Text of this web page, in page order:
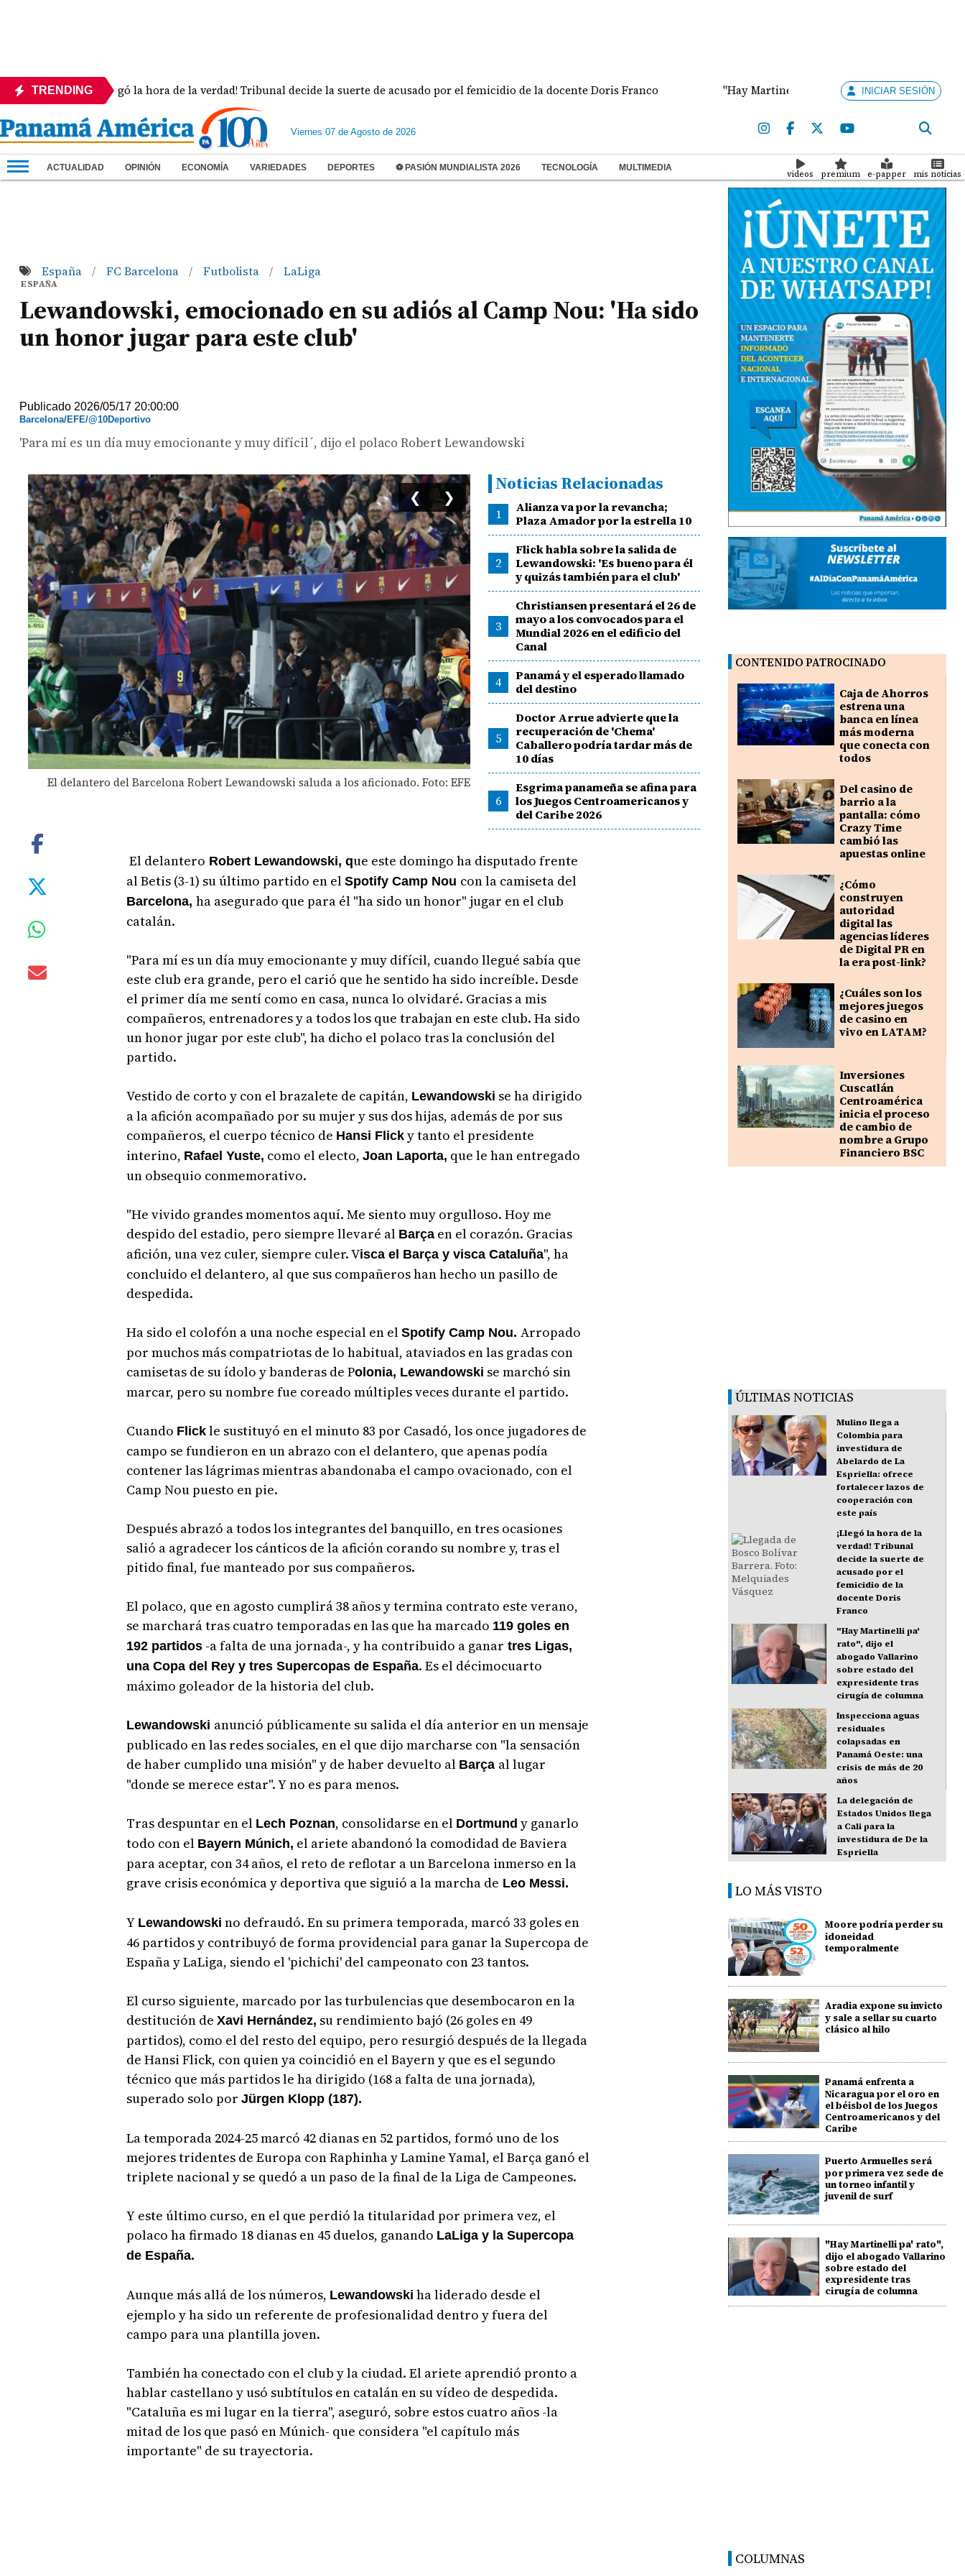
TRENDING
¡Llegó la hora de la verdad! Tribunal decide la suerte de acusado por el femicidio de la docente Doris Franco "Hay Martinelli pa' rato", dijo el abogado Vallarino
INICIAR SESIÓN
Viernes 07 de Agosto de 2026
ACTUALIDAD OPINIÓN ECONOMÍA VARIEDADES DEPORTES ⚽ PASIÓN MUNDIALISTA 2026 TECNOLOGÍA MULTIMEDIA
videos premium e-papper mis noticias
España / FC Barcelona / Futbolista / LaLiga
ESPAÑA
Lewandowski, emocionado en su adiós al Camp Nou: 'Ha sido
un honor jugar para este club'
Publicado 2026/05/17 20:00:00
Barcelona/EFE/@10Deportivo
'Para mí es un día muy emocionante y muy difícil´, dijo el polaco Robert Lewandowski
El delantero del Barcelona Robert Lewandowski saluda a los aficionado. Foto: EFE
❮ ❯
Noticias Relacionadas
1
Alianza va por la revancha;
Plaza Amador por la estrella 10
2
Flick habla sobre la salida de
Lewandowski: 'Es bueno para él
y quizás también para el club'
3
Christiansen presentará el 26 de
mayo a los convocados para el
Mundial 2026 en el edificio del
Canal
4
Panamá y el esperado llamado
del destino
5
Doctor Arrue advierte que la
recuperación de 'Chema'
Caballero podría tardar más de
10 días
6
Esgrima panameña se afina para
los Juegos Centroamericanos y
del Caribe 2026
El delantero Robert Lewandowski, que este domingo ha disputado frente
al Betis (3-1) su último partido en el Spotify Camp Nou con la camiseta del
Barcelona, ha asegurado que para él "ha sido un honor" jugar en el club
catalán.
"Para mí es un día muy emocionante y muy difícil, cuando llegué sabía que
este club era grande, pero el carió que he sentido ha sido increíble. Desde
el primer día me sentí como en casa, nunca lo olvidaré. Gracias a mis
compañeros, entrenadores y a todos los que trabajan en este club. Ha sido
un honor jugar por este club", ha dicho el polaco tras la conclusión del
partido.
Vestido de corto y con el brazalete de capitán, Lewandowski se ha dirigido
a la afición acompañado por su mujer y sus dos hijas, además de por sus
compañeros, el cuerpo técnico de Hansi Flicky tanto el presidente
interino, Rafael Yuste, como el electo, Joan Laporta, que le han entregado
un obsequio conmemorativo.
"He vivido grandes momentos aquí. Me siento muy orgulloso. Hoy me
despido del estadio, pero siempre llevaré al Barçaen el corazón. Gracias
afición, una vez culer, siempre culer. Visca el Barça y visca Cataluña", ha
concluido el delantero, al que sus compañeros han hecho un pasillo de
despedida.
Ha sido el colofón a una noche especial en el Spotify Camp Nou. Arropado
por muchos más compatriotas de lo habitual, ataviados en las gradas con
camisetas de su ídolo y banderas de Polonia, Lewandowski se marchó sin
marcar, pero su nombre fue coreado múltiples veces durante el partido.
Cuando Flickle sustituyó en el minuto 83 por Casadó, los once jugadores de
campo se fundieron en un abrazo con el delantero, que apenas podía
contener las lágrimas mientras abandonaba el campo ovacionado, con el
Camp Nou puesto en pie.
Después abrazó a todos los integrantes del banquillo, en tres ocasiones
salió a agradecer los cánticos de la afición corando su nombre y, tras el
pitido final, fue manteado por sus compañeros.
El polaco, que en agosto cumplirá 38 años y termina contrato este verano,
se marchará tras cuatro temporadas en las que ha marcado 119 goles en
192 partidos-a falta de una jornada-, y ha contribuido a ganar tres Ligas,
una Copa del Rey y tres Supercopas de España. Es el décimocuarto
máximo goleador de la historia del club.
Lewandowski anunció públicamente su salida el día anterior en un mensaje
publicado en las redes sociales, en el que dijo marcharse con "la sensación
de haber cumplido una misión" y de haber devuelto al Barça al lugar
"donde se merece estar". Y no es para menos.
Tras despuntar en el Lech Poznan, consolidarse en el Dortmund y ganarlo
todo con el Bayern Múnich, el ariete abandonó la comodidad de Baviera
para aceptar, con 34 años, el reto de reflotar a un Barcelona inmerso en la
grave crisis económica y deportiva que siguió a la marcha de Leo Messi.
Y Lewandowski no defraudó. En su primera temporada, marcó 33 goles en
46 partidos y contribuyó de forma providencial para ganar la Supercopa de
España y LaLiga, siendo el 'pichichi' del campeonato con 23 tantos.
El curso siguiente, marcado por las turbulencias que desembocaron en la
destitución de Xavi Hernández, su rendimiento bajó (26 goles en 49
partidos), como el del resto del equipo, pero resurgió después de la llegada
de Hansi Flick, con quien ya coincidió en el Bayern y que es el segundo
técnico que más partidos le ha dirigido (168 a falta de una jornada),
superado solo por Jürgen Klopp (187).
La temporada 2024-25 marcó 42 dianas en 52 partidos, formó uno de los
mejores tridentes de Europa con Raphinha y Lamine Yamal, el Barça ganó el
triplete nacional y se quedó a un paso de la final de la Liga de Campeones.
Y este último curso, en el que perdió la titularidad por primera vez, el
polaco ha firmado 18 dianas en 45 duelos, ganando LaLiga y la Supercopa
de España.
Aunque más allá de los números, Lewandowski ha liderado desde el
ejemplo y ha sido un referente de profesionalidad dentro y fuera del
campo para una plantilla joven.
También ha conectado con el club y la ciudad. El ariete aprendió pronto a
hablar castellano y usó subtítulos en catalán en su vídeo de despedida.
"Cataluña es mi lugar en la tierra", aseguró, sobre estos cuatro años -la
mitad de los que pasó en Múnich- que considera "el capítulo más
importante" de su trayectoria.
CONTENIDO PATROCINADO
Caja de Ahorros
estrena una
banca en línea
más moderna
que conecta con
todos
Del casino de
barrio a la
pantalla: cómo
Crazy Time
cambió las
apuestas online
¿Cómo
construyen
autoridad
digital las
agencias líderes
de Digital PR en
la era post-link?
¿Cuáles son los
mejores juegos
de casino en
vivo en LATAM?
Inversiones
Cuscatlán
Centroamérica
inicia el proceso
de cambio de
nombre a Grupo
Financiero BSC
ÚLTIMAS NOTICIAS
Mulino llega a
Colombia para
investidura de
Abelardo de La
Espriella: ofrece
fortalecer lazos de
cooperación con
este país
¡Llegó la hora de la
verdad! Tribunal
decide la suerte de
acusado por el
femicidio de la
docente Doris
Franco
"Hay Martinelli pa'
rato", dijo el
abogado Vallarino
sobre estado del
expresidente tras
cirugía de columna
Inspecciona aguas
residuales
colapsadas en
Panamá Oeste: una
crisis de más de 20
años
La delegación de
Estados Unidos llega
a Cali para la
investidura de De la
Espriella
LO MÁS VISTO
Moore podría perder su
idoneidad
temporalmente
Aradia expone su invicto
y sale a sellar su cuarto
clásico al hilo
Panamá enfrenta a
Nicaragua por el oro en
el béisbol de los Juegos
Centroamericanos y del
Caribe
Puerto Armuelles será
por primera vez sede de
un torneo infantil y
juvenil de surf
"Hay Martinelli pa' rato",
dijo el abogado Vallarino
sobre estado del
expresidente tras
cirugía de columna
COLUMNAS